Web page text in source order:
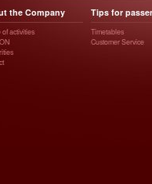
the Company
of activities
Tips for
Timetables
Customer Service